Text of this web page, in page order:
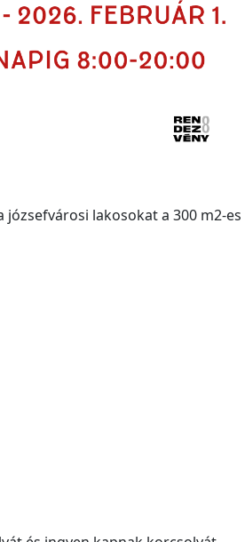
lakosokat a 300 m2-es